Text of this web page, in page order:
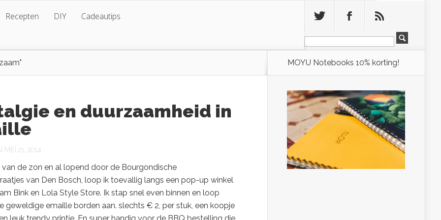
Recepten DIY Cadeautips
en duurzaamheid in
MEI 21, 2014
van de zon en al lopend door de Bourgondische
van Den Bosch, loop ik toevallig langs een pop-up winkel
Bink en Lola Style Store. Ik stap snel even binnen en loop
geweldige emaille borden aan. slechts € 2, per stuk, een koopje
leuk trendy printje. En super handig voor de BBQ bestelling die
MOYU Notebooks 10% korting!